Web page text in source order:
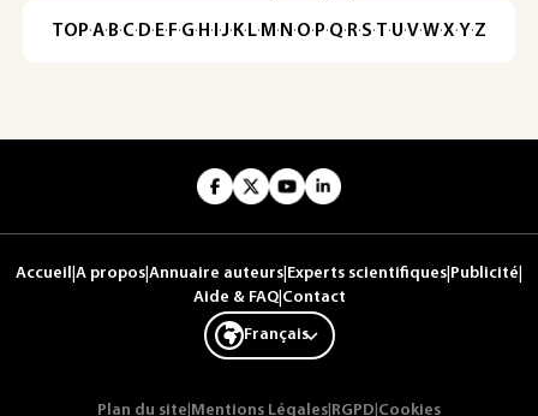
TOP·A·B·C· D· E· F·G· H · ·J· K· L· M · N ·O· P·Q· R·S·T·U·V·W·X·Y·Z
Accueil A propos Annuaire auteurs Experts scientifiques Publicité
Aide & FAQ| Contact
Français
Plan du site Mentions Légales RGPD Cookies